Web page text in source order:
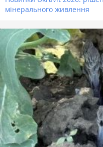
мінерального живлення